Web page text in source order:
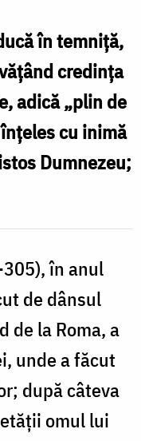
în temniță,
credința
adică „plin de
cu inimă
Dumnezeu;
în anul
de dânsul
de la Roma, a
unde a făcut
după câteva
omul lui